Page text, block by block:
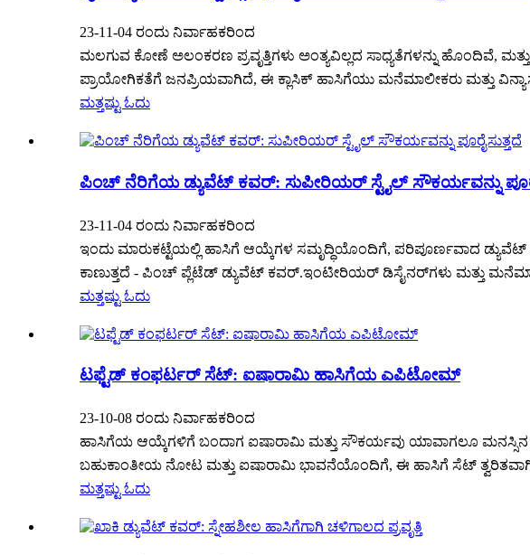
23-11-04 ರಂದು ನಿರ್ವಾಹಕರಿಂದ
ಮಲಗುವ ಕೋಣೆ ಅಲಂಕರಣ ಪ್ರವೃತ್ತಿಗಳು ಅಂತ್ಯವಿಲ್ಲದ ಸಾಧ್ಯತೆಗಳನ್ನು ಹೊಂದಿವೆ,
ಪ್ರಾಯೋಗಿಕತೆಗೆ ಜನಪ್ರಿಯವಾಗಿದೆ, ಈ ಕ್ಲಾಸಿಕ್ ಹಾಸಿಗೆಯು ಮನೆಮಾಲೀಕರು ಮತ್ತು
ಮತ್ತಷ್ಟು ಓದು
ಪಿಂಚ್ ನೆರಿಗೆಯ ಡ್ಯುವೆಟ್ ಕವರ್: ಸುಪೀರಿಯರ್ ಸ್ಟೈಲ್ ಸೌಕರ್ಯವನ್ನು
23-11-04 ರಂದು ನಿರ್ವಾಹಕರಿಂದ
ಇಂದು ಮಾರುಕಟ್ಟೆಯಲ್ಲಿ ಹಾಸಿಗೆ ಆಯ್ಕೆಗಳ ಸಮೃದ್ಧಿಯೊಂದಿಗೆ, ಪರಿಪೂರ್ಣವಾದ ಡ್ಯುವೆಟ್
ಕಾಣುತ್ತದೆ - ಪಿಂಚ್ ಪ್ಲೆಟೆಡ್ ಡ್ಯುವೆಟ್ ಕವರ್.ಇಂಟೀರಿಯರ್ ಡಿಸೈನರ್‌ಗಳು ಮತ್ತು
ಮತ್ತಷ್ಟು ಓದು
ಟಫ್ಟೆಡ್ ಕಂಫರ್ಟರ್ ಸೆಟ್: ಐಷಾರಾಮಿ ಹಾಸಿಗೆಯ ಎಪಿಟೋಮ್
23-10-08 ರಂದು ನಿರ್ವಾಹಕರಿಂದ
ಹಾಸಿಗೆಯ ಆಯ್ಕೆಗಳಿಗೆ ಬಂದಾಗ ಐಷಾರಾಮಿ ಮತ್ತು ಸೌಕರ್ಯವು ಯಾವಾಗಲೂ ಮನಸ್ಸಿನ
ಬಹುಕಾಂತೀಯ ನೋಟ ಮತ್ತು ಐಷಾರಾಮಿ ಭಾವನೆಯೊಂದಿಗೆ, ಈ ಹಾಸಿಗೆ ಸೆಟ್
ಮತ್ತಷ್ಟು ಓದು